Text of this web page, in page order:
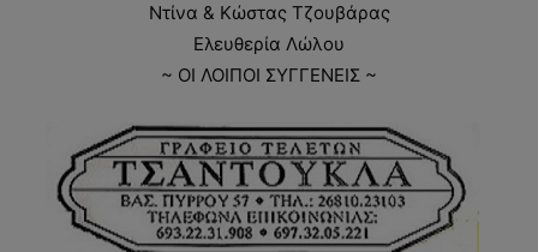
Ντίνα & Κώστας Τζουβάρας
Ελευθερία Λώλου
~ ΟΙ ΛΟΙΠΟΙ ΣΥΓΓΕΝΕΙΣ ~